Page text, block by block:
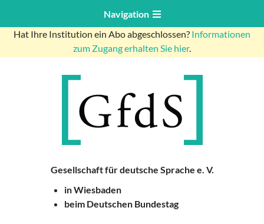
Navigation
Hat Ihre Institution ein Abo abgeschlossen? Informationen
zum Zugang erhalten Sie hier.
Gesellschaft für deutsche Sprache e. V.
in Wiesbaden
beim Deutschen Bundestag